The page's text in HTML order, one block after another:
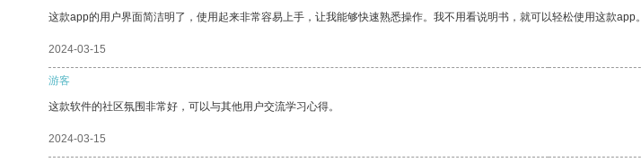
这款app的用户界面简洁明了，使用起来非常容易上手，让我能够快速熟悉操作。我不用看说明书，就可以轻松使用这款app。
2024-03-15
游客
这款软件的社区氛围非常好，可以与其他用户交流学习心得。
2024-03-15